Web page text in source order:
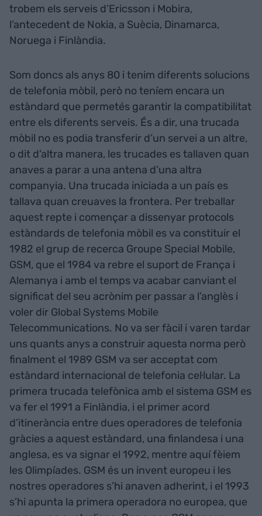
trobem els serveis d’Ericsson i Mobira,
l’antecedent de Nokia, a Suècia, Dinamarca,
Noruega i Finlàndia.
Som doncs als anys 80 i tenim diferents solucions
de telefonia mòbil, però no teníem encara un
estàndard que permetés garantir la compatibilitat
entre els diferents serveis. És a dir, una trucada
mòbil no es podia transferir d’un servei a un altre,
o dit d’altra manera, les trucades es tallaven quan
anaves a parar a una antena d’una altra
companyia. Una trucada iniciada a un país es
tallava quan creuaves la frontera. Per treballar
aquest repte i començar a dissenyar protocols
estàndards de telefonia mòbil es va constituir el
1982 el grup de recerca Groupe Special Mobile,
GSM, que el 1984 va rebre el suport de França i
Alemanya i amb el temps va acabar canviant el
significat del seu acrònim per passar a l’anglès i
voler dir Global Systems Mobile
Telecommunications. No va ser fàcil i varen tardar
uns quants anys a construir aquesta norma però
finalment el 1989 GSM va ser acceptat com
estàndard internacional de telefonia cel·lular. La
primera trucada telefònica amb el sistema GSM es
va fer el 1991 a Finlàndia, i el primer acord
d’itinerància entre dues operadores de telefonia
gràcies a aquest estàndard, una finlandesa i una
anglesa, es va signar el 1992, mentre aquí fèiem
les Olimpíades. GSM és un invent europeu i les
nostres operadores s’hi anaven adherint, i el 1993
s’hi apunta la primera operadora no europea, que